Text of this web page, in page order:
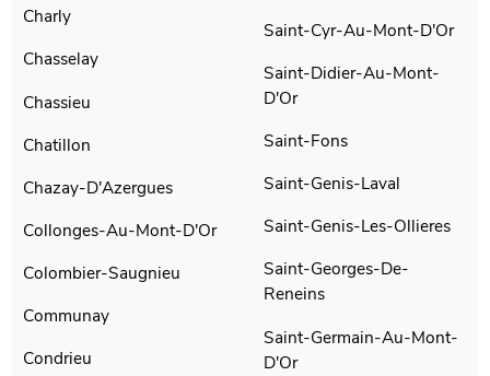
Charly
Chasselay
Chassieu
Chatillon
Chazay-D'Azergues
Collonges-Au-Mont-D'Or
Colombier-Saugnieu
Communay
Condrieu
Saint-Cyr-Au-Mont-D'Or
Saint-Didier-Au-Mont-
D'Or
Saint-Fons
Saint-Genis-Laval
Saint-Genis-Les-Ollieres
Saint-Georges-De-
Reneins
Saint-Germain-Au-Mont-
D'Or